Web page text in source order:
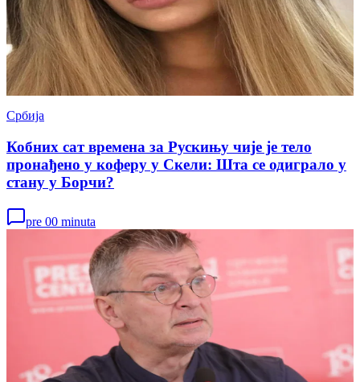
Србија
Кобних сат времена за Рускињу чије је тело
пронађено у коферу у Скели: Шта се одиграло у
стану у Борчи?
pre 00 minuta